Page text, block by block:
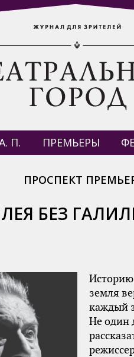
П. ПРЕМЬЕРЫ
ПРОСПЕКТ
БЕЗ
Историю
земля
каждый
Не один